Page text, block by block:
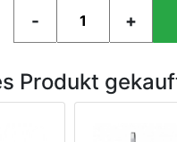
Produkt